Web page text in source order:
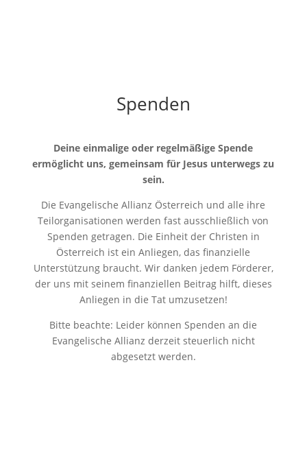
Spenden
Deine einmalige oder regelmäßige Spende
ermöglicht uns, gemeinsam für Jesus unterwegs zu
sein.
Die Evangelische Allianz Österreich und alle ihre
Teilorganisationen werden fast ausschließlich von
Spenden getragen. Die Einheit der Christen in
Österreich ist ein Anliegen, das finanzielle
Unterstützung braucht. Wir danken jedem Förderer,
der uns mit seinem finanziellen Beitrag hilft, dieses
Anliegen in die Tat umzusetzen!
Bitte beachte: Leider können Spenden an die
Evangelische Allianz derzeit steuerlich nicht
abgesetzt werden.